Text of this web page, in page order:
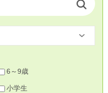
6～9歳
小学生